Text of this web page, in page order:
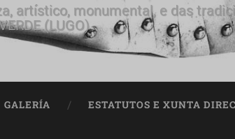
artístico, monumental, e das
(LUGO)
GALERÍA ESTATUTOS E XUNTA